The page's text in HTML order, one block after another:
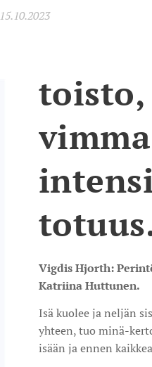
15.10.2023
Vigdis Hjorth:
Katriina Huttunen.
Isä kuolee ja neljän
yhteen, tuo minä-
isään ja ennen